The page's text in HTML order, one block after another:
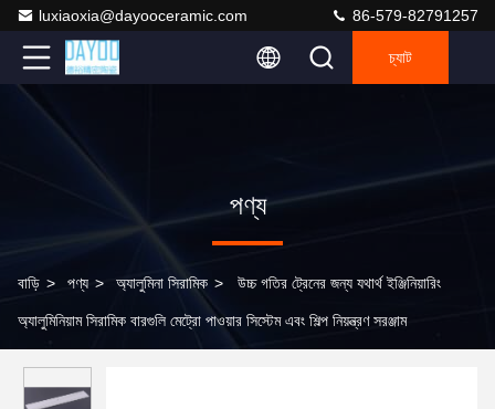
luxiaoxia@dayooceramic.com 86-579-82791257
চ্যাট
পণ্য
বাড়ি > পণ্য > অ্যালুমিনা সিরামিক > উচ্চ গতির ট্রেনের জন্য যথার্থ ইঞ্জিনিয়ারিং
অ্যালুমিনিয়াম সিরামিক বারগুলি মেট্রো পাওয়ার সিস্টেম এবং শিল্প নিয়ন্ত্রণ সরঞ্জাম